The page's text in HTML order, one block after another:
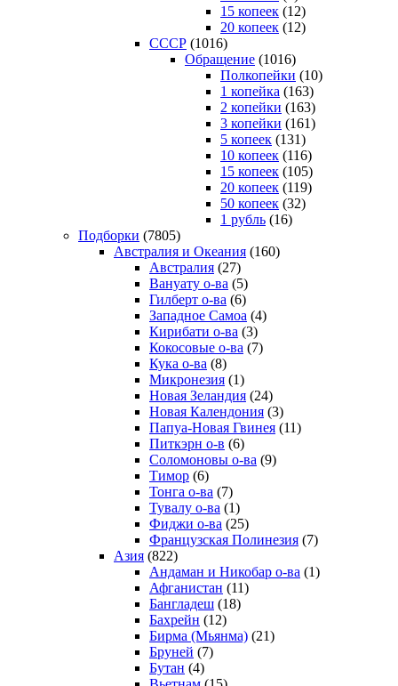
15 копеек (12)
20 копеек (12)
СССР (1016)
Обращение (1016)
Полкопейки (10)
1 копейка (163)
2 копейки (163)
3 копейки (161)
5 копеек (131)
10 копеек (116)
15 копеек (105)
20 копеек (119)
50 копеек (32)
1 рубль (16)
Подборки (7805)
Австралия и Океания (160)
Австралия (27)
Вануату о-ва (5)
Гилберт о-ва (6)
Западное Самоа (4)
Кирибати о-ва (3)
Кокосовые о-ва (7)
Кука о-ва (8)
Микронезия (1)
Новая Зеландия (24)
Новая Календония (3)
Папуа-Новая Гвинея (11)
Питкэрн о-в (6)
Соломоновы о-ва (9)
Тимор (6)
Тонга о-ва (7)
Тувалу о-ва (1)
Фиджи о-ва (25)
Французская Полинезия (7)
Азия (822)
Андаман и Никобар о-ва (1)
Афганистан (11)
Бангладеш (18)
Бахрейн (12)
Бирма (Мьянма) (21)
Бруней (7)
Бутан (4)